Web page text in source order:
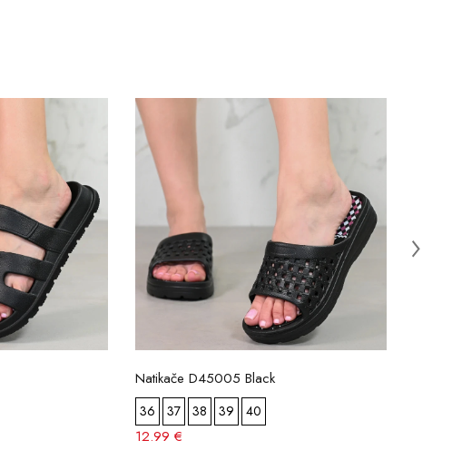
Natikače D45005 Black
36 37 38 39 40
12.99 €